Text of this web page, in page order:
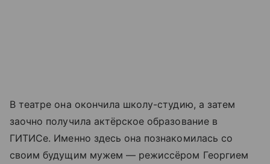
В театре она окончила школу-студию, а затем
заочно получила актёрское образование в
ГИТИСе. Именно здесь она познакомилась со
своим будущим мужем — режиссёром Георгием